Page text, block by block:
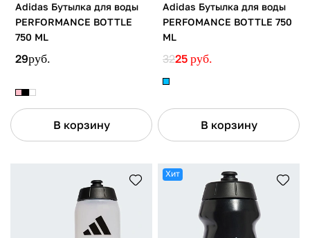
Adidas Бутылка для воды
PERFORMANCE BOTTLE
750 ML
29руб.
В корзину
Adidas Бутылка для воды
PERFOMANCE BOTTLE 750
ML
3225 руб.
В корзину
Хит